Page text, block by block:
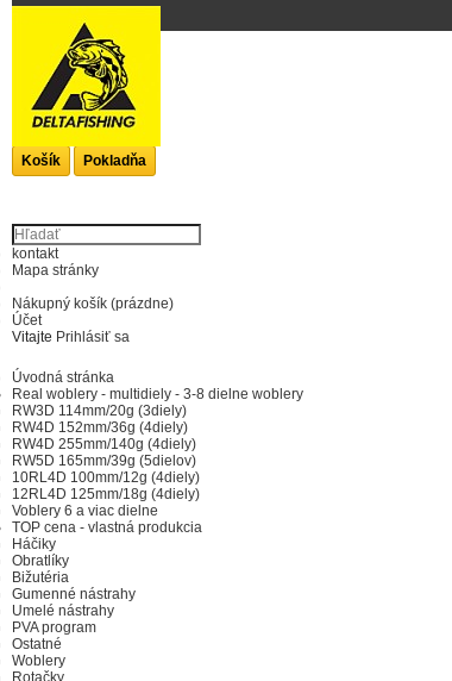
(prázdne)
Žiadne produkty
0,00 €
Poštovné
0,00 € Spolu
Košík Pokladňa
kontakt
Mapa stránky
Nákupný košík (prázdne)
Účet
Vitajte Prihlásiť sa
Úvodná stránka
Real woblery - multidiely - 3-8 dielne woblery
RW3D 114mm/20g (3diely)
RW4D 152mm/36g (4diely)
RW4D 255mm/140g (4diely)
RW5D 165mm/39g (5dielov)
10RL4D 100mm/12g (4diely)
12RL4D 125mm/18g (4diely)
Voblery 6 a viac dielne
TOP cena - vlastná produkcia
Háčiky
Obratlíky
Bižutéria
Gumenné nástrahy
Umelé nástrahy
PVA program
Ostatné
Woblery
Rotačky